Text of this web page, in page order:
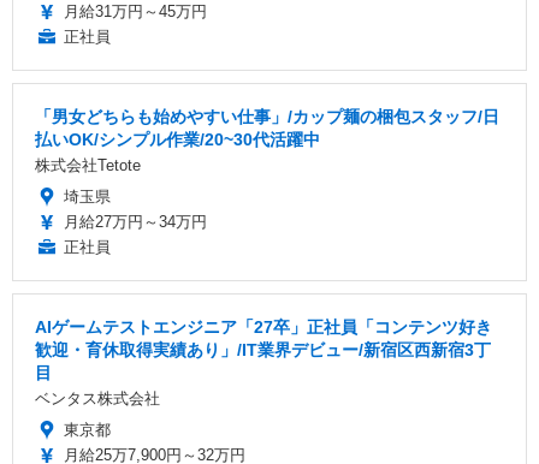
月給31万円～45万円
正社員
「男女どちらも始めやすい仕事」/カップ麺の梱包スタッフ/日
払いOK/シンプル作業/20~30代活躍中
株式会社Tetote
埼玉県
月給27万円～34万円
正社員
AIゲームテストエンジニア「27卒」正社員「コンテンツ好き
歓迎・育休取得実績あり」/IT業界デビュー/新宿区西新宿3丁
目
ベンタス株式会社
東京都
月給25万7,900円～32万円